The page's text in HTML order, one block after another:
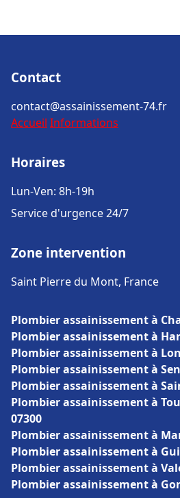
Contact
contact@assainissement-74.fr
Accueil Informations
Horaires
Lun-Ven: 8h-19h
Service d'urgence 24/7
Zone intervention
Saint Pierre du Mont, France
Plombier assainissement à
Plombier assainissement à
Plombier assainissement à
Plombier assainissement à
Plombier assainissement à
Plombier assainissement à
07300
Plombier assainissement à
Plombier assainissement à
Plombier assainissement à
Plombier assainissement à